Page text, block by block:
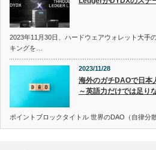
2023年11月30日、ハードウェアウォレット大手
キングを…
2023/11/28
海外のガチDAOで日本
～英語力だけでは足り
ポイントブロックタイトル 世界のDAO（自律分